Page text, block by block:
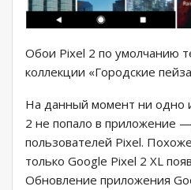
Обои Pixel 2 по умолчанию
коллекции «Городские
На данный момент ни одно
2 не попало в приложение
пользователей Pixel.
только Google Pixel 2 XL
Обновление приложения